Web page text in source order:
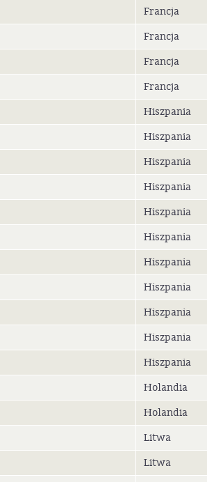
Francja
Francja
Francja
Francja
Hiszpania
Hiszpania
Hiszpania
Hiszpania
Hiszpania
Hiszpania
Hiszpania
Hiszpania
Hiszpania
Hiszpania
Hiszpania
Holandia
Holandia
Litwa
Litwa